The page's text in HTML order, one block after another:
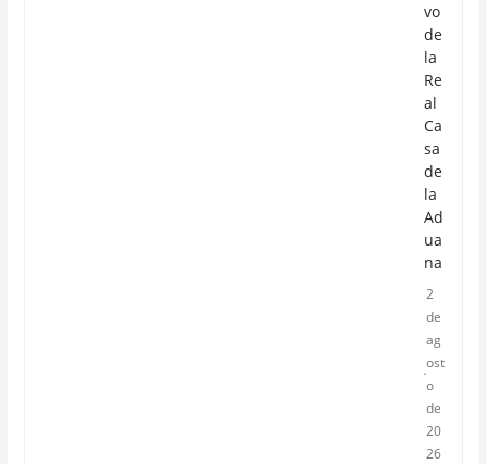
vo
de
la
Re
al
Ca
sa
de
la
Ad
ua
na
2
de
ag
ost
o
de
20
26